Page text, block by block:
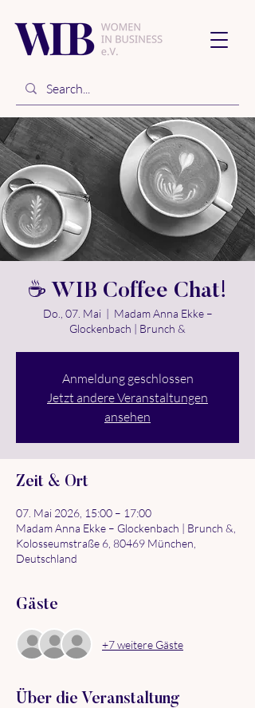
☕ WIB Coffee Chat!
Do., 07. Mai
  |
Madam Anna Ekke –
Glockenbach | Brunch &
Anmeldung geschlossen
Jetzt andere Veranstaltungen
ansehen
Zeit & Ort
07. Mai 2026, 15:00 – 17:00
Madam Anna Ekke – Glockenbach | Brunch &,
Kolosseumstraße 6, 80469 München,
Deutschland
Gäste
+7 weitere Gäste
Über die Veranstaltung